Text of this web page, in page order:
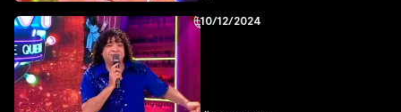
10/12/2024